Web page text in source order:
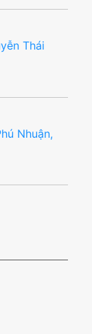
Thái
Nhuận,